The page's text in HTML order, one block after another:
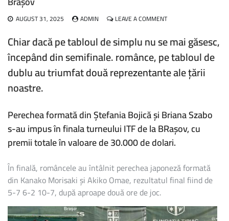
AUGUST 31, 2025 ADMIN LEAVE A COMMENTON
BOJICĂ/SZABO
CÂȘTIGĂ
TROFEUL
DE
LA
Chiar dacă pe tabloul de simplu nu se mai găsesc,
începând din semifinale. românce, pe tabloul de
dublu au triumfat două reprezentante ale țării
noastre.
Perechea formată din Ștefania Bojică și Briana Szabo
s-au impus în finala turneului ITF de la BRașov, cu
premii totale în valoare de 30.000 de dolari.
În finală, româncele au întâlnit perechea japoneză formată
din Kanako Morisaki și Akiko Omae, rezultatul final fiind de
5-7 6-2 10-7, după aproape două ore de joc.